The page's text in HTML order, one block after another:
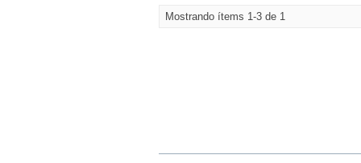
Mostrando ítems 1-3 de 1